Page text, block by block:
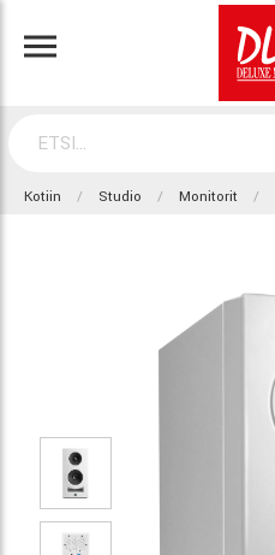
Kotiin Studio Monitorit